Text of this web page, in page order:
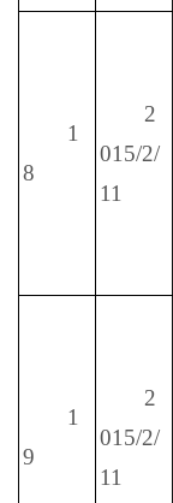
1
8
2
015/2/
11
1
9
2
015/2/
11